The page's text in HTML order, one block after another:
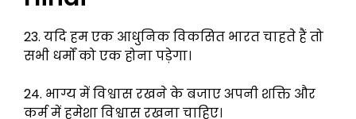
23. यदि हम एक आधुनिक विकसित भारत चाहते हैं तो
सभी धर्मों को एक होना पड़ेगा।
24. भाग्य में विश्वास रखने के बजाए अपनी शक्ति और
कर्म में हमेशा विश्वास रखना चाहिए।